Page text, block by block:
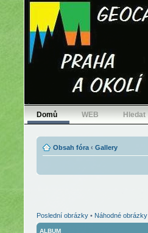
Domů WEB Hledat
Obsah fóra ‹ Gallery
Poslední obrázky • Náhodné obrázky
ALBUM